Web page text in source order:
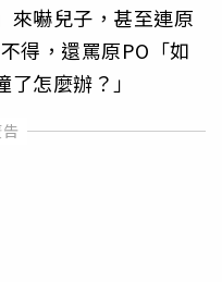
來嚇兒子，甚至連原
得，還罵原PO「如
怎麼辦？」